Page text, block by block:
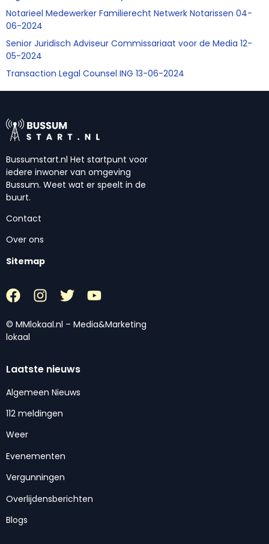
Notarieel Medewerker Familierecht Netwerk Notarissen 04-
06-2024
Senior Juridisch Adviseur Commissariaat voor de Media 12-
05-2024
Transaction Legal Counsel ING 13-06-2024
Bussumstart.nl Het startpunt voor
iedere inwoner van omgeving
Bussum. Weet wat er speelt in de
buurt.
Contact
Over ons
Sitemap
© MMlokaal.nl – Media&Marketing
lokaal
Laatste nieuws
Algemeen Nieuws
112 meldingen
Weer
Evenementen
Vergunningen
Overlijdensberichten
Blogs